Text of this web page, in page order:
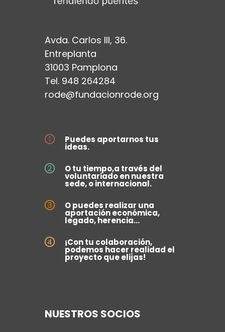
Avda. Carlos III, 36.
Entreplanta
31003 Pamplona
Tel. 948 264284
rode@fundacionrode.org
Puedes aportarnos tus
ideas.
O tu tiempo,a través del
voluntariado en nuestra
sede, o internacional.
O puedes realizar una
aportación económica,
legado, herencia...
¡Con tu colaboración,
podemos hacer realidad el
proyecto que elijas!
NUESTROS SOCIOS